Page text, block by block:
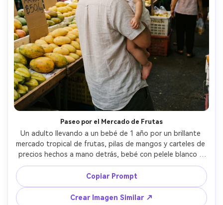
Paseo por el Mercado de Frutas
Un adulto llevando a un bebé de 1 año por un brillante
mercado tropical de frutas, pilas de mangos y carteles de
precios hechos a mano detrás, bebé con pelele blanco y
lazo amarillo, luz natural difusa, Leica Q2, 28mm f/1.7,
composición estilo documental callejera, grano natural,
fotorrealista, colores vibrantes pero realistas --ar 4:5
Copiar Prompt
Crear Imagen Similar ↗